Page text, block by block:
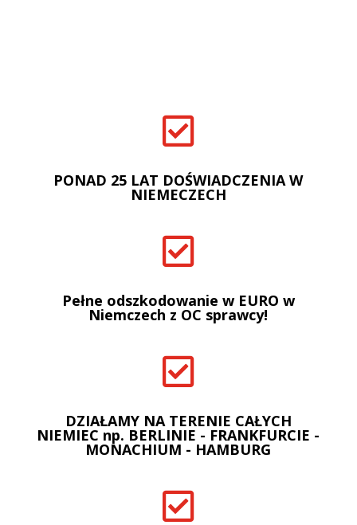

PONAD 25 LAT DOŚWIADCZENIA W
NIEMECZECH

Pełne odszkodowanie w EURO w
Niemczech z OC sprawcy!

DZIAŁAMY NA TERENIE CAŁYCH
NIEMIEC np. BERLINIE - FRANKFURCIE -
MONACHIUM - HAMBURG
